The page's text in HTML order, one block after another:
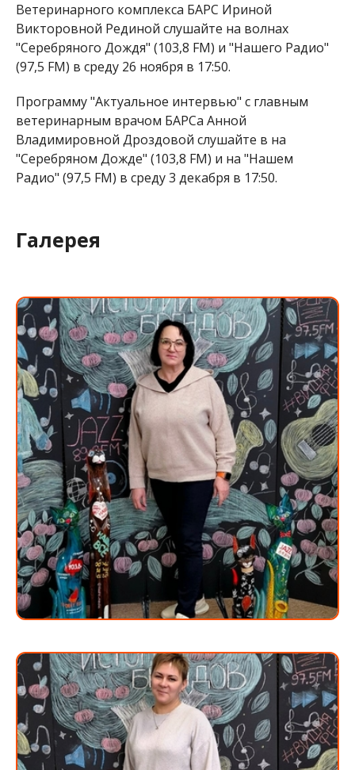
Ветеринарного комплекса БАРС Ириной
Викторовной Рединой слушайте на волнах
"Серебряного Дождя" (103,8 FM) и "Нашего Радио"
(97,5 FM) в среду 26 ноября в 17:50.
Программу "Актуальное интервью" с главным
ветеринарным врачом БАРСа Анной
Владимировной Дроздовой слушайте в на
"Серебряном Дожде" (103,8 FM) и на "Нашем
Радио" (97,5 FM) в среду 3 декабря в 17:50.
Галерея